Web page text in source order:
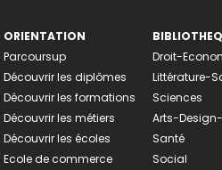
ORIENTATION
Parcoursup
Découvrir les diplômes
Découvrir les formations
Découvrir les métiers
Découvrir les écoles
Ecole de commerce
Droit-
Littérature-
Sciences
Arts-
Santé
Social